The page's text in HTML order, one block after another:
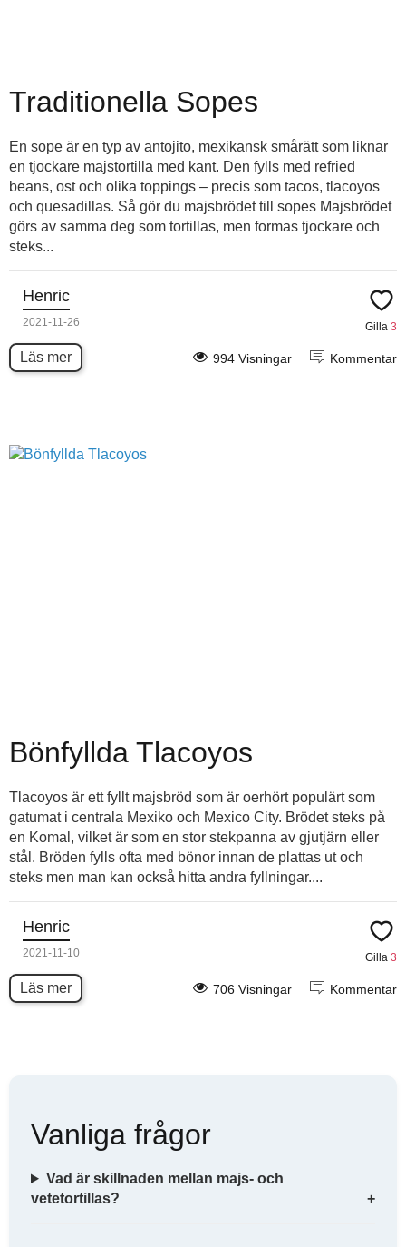
Traditionella Sopes
En sope är en typ av antojito, mexikansk smårätt som liknar
en tjockare majstortilla med kant. Den fylls med refried
beans, ost och olika toppings – precis som tacos, tlacoyos
och quesadillas. Så gör du majsbrödet till sopes Majsbrödet
görs av samma deg som tortillas, men formas tjockare och
steks...
Henric
2021-11-26 Gilla 3
Läs mer Kommentar
994 Visningar
Bönfyllda Tlacoyos
Tlacoyos är ett fyllt majsbröd som är oerhört populärt som
gatumat i centrala Mexiko och Mexico City. Brödet steks på
en Komal, vilket är som en stor stekpanna av gjutjärn eller
stål. Bröden fylls ofta med bönor innan de plattas ut och
steks men man kan också hitta andra fyllningar....
Henric
2021-11-10 Gilla 3
Läs mer Kommentar
706 Visningar
Vanliga frågor
Vad är skillnaden mellan majs- och
vetetortillas?